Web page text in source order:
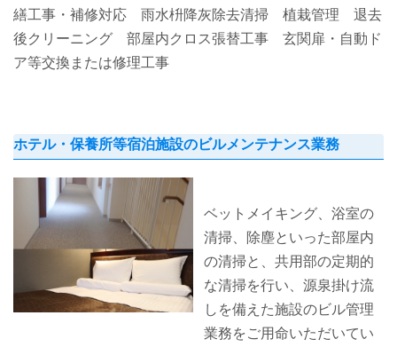
繕工事・補修対応 雨水枡降灰除去清掃 植栽管理 退去
後クリーニング 部屋内クロス張替工事 玄関扉・自動ド
ア等交換または修理工事
ホテル・保養所等宿泊施設のビルメンテナンス業務
ベットメイキング、浴室の
清掃、除塵といった部屋内
の清掃と、共用部の定期的
な清掃を行い、源泉掛け流
しを備えた施設のビル管理
業務をご用命いただいてい